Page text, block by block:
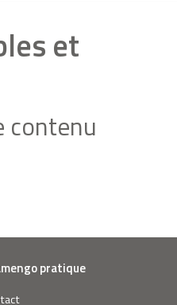
et
contenu
pratique